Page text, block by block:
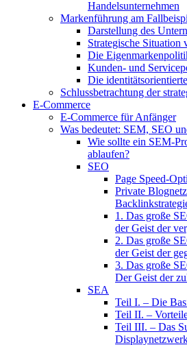
Handelsunternehmen
Markenführung am
Darstellung des
Strategische Situation
Die
Kunden- und
Die
Schlussbetrachtung der
E-Commerce
E-Commerce für Anfänger
Was bedeutet: SEM, SEO
Wie sollte ein SEM-
ablaufen?
SEO
Page Speed-
Private
1. Das große
der Geist der
2. Das große
der Geist der
3. Das große
Der Geist der
SEA
Teil I. – Die
Teil II. –
Teil III. – Das